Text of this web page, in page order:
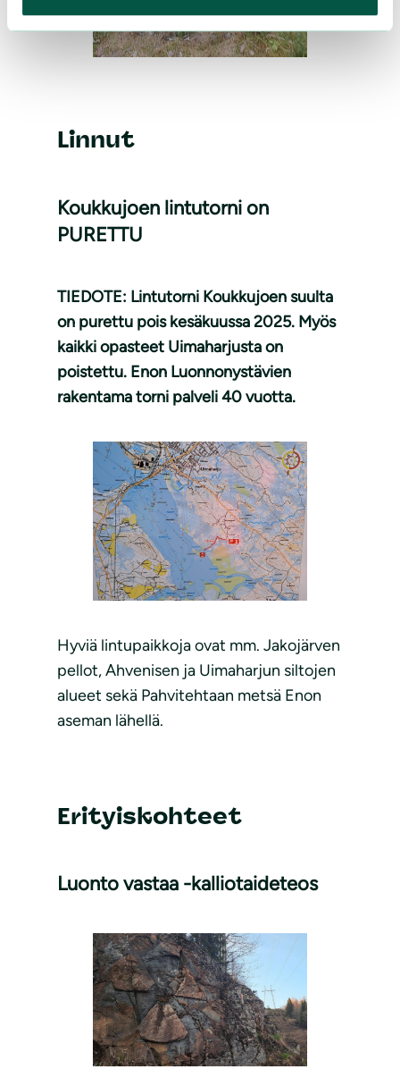
Linnut
Koukkujoen lintutorni on
PURETTU
TIEDOTE: Lintutorni Koukkujoen suulta
on purettu pois kesäkuussa 2025. Myös
kaikki opasteet Uimaharjusta on
poistettu. Enon Luonnonystävien
rakentama torni palveli 40 vuotta.
Hyviä lintupaikkoja ovat mm. Jakojärven
pellot, Ahvenisen ja Uimaharjun siltojen
alueet sekä Pahvitehtaan metsä Enon
aseman lähellä.
Erityiskohteet
Luonto vastaa -kalliotaideteos